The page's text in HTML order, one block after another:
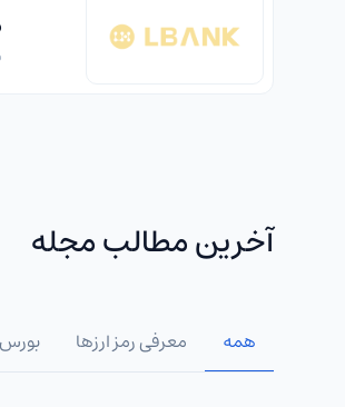
آخرین مطالب مجله
همه معرفی رمز ارزها بورس